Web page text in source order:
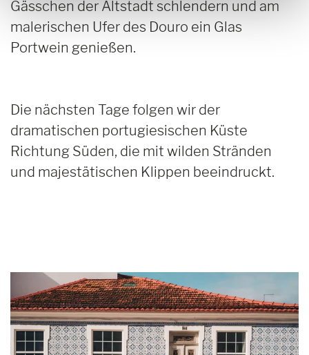
Gässchen der Altstadt schlendern und am
malerischen Ufer des Douro ein Glas
Portwein genießen.
Die nächsten Tage folgen wir der
dramatischen portugiesischen Küste
Richtung Süden, die mit wilden Stränden
und majestätischen Klippen beeindruckt.